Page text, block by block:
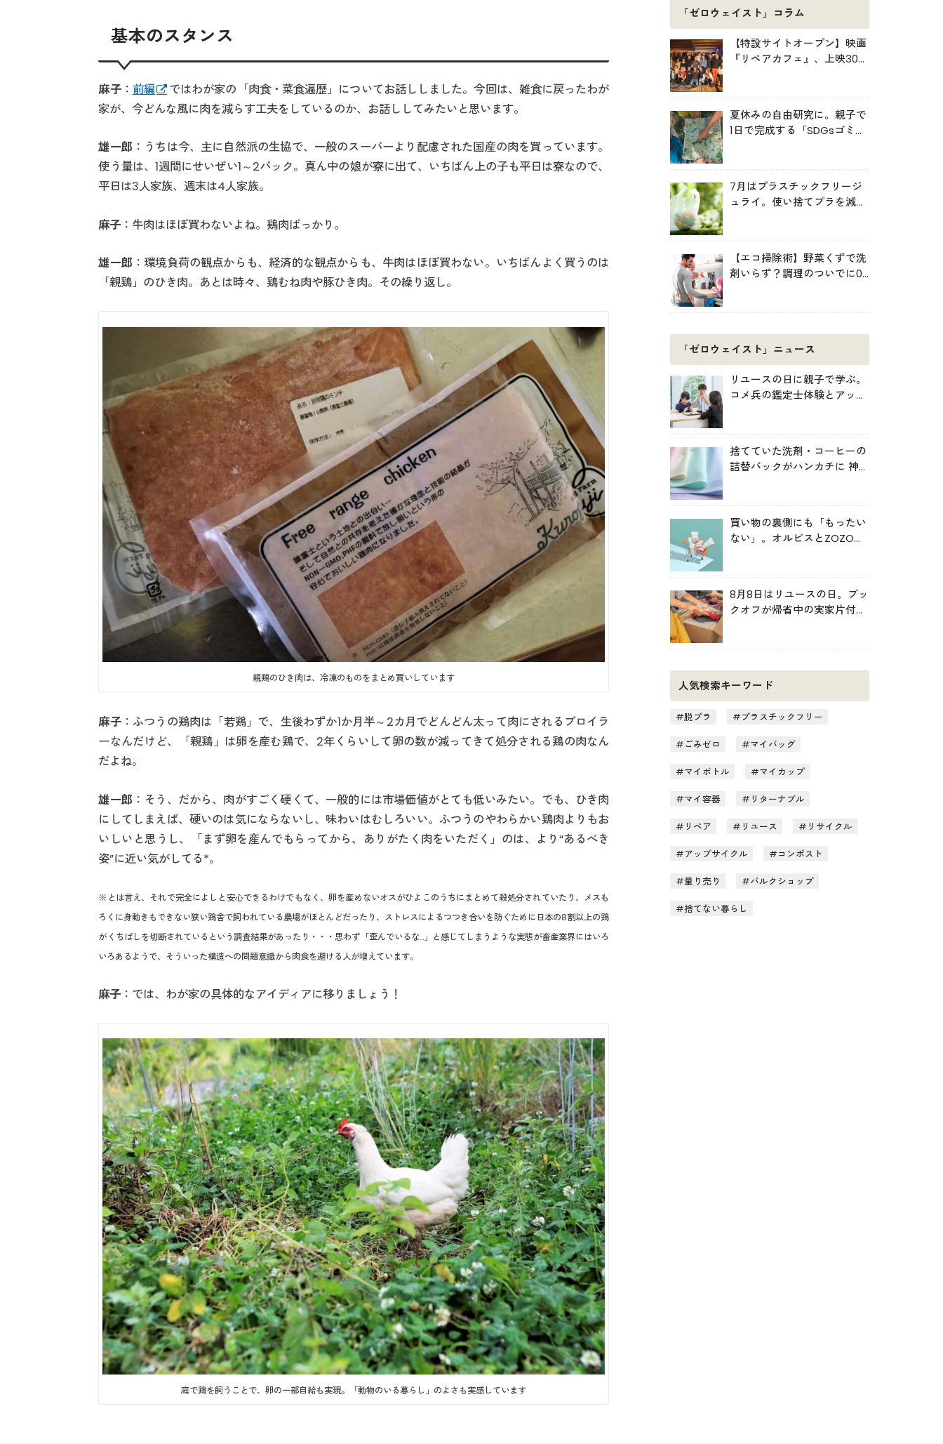
基本のスタンス
麻子： 前編
ではわが家の「肉食・菜食遍歴」についてお話ししました。今回は、雑食に戻ったわが
家が、今どんな風に肉を減らす工夫をしているのか、お話ししてみたいと思います。
雄一郎 ：うちは今、主に自然派の生協で、一般のスーパーより配慮された国産の肉を買っています。
使う量は、1週間にせいぜい1～2パック。真ん中の娘が寮に出て、いちばん上の子も平日は寮なので、
平日は3人家族、週末は4人家族。
麻子 ：牛肉はほぼ買わないよね。鶏肉ばっかり。
雄一郎 ：環境負荷の観点からも、経済的な観点からも、牛肉はほぼ買わない。いちばんよく買うのは
「親鶏」のひき肉。あとは時々、鶏むね肉や豚ひき肉。その繰り返し。
親鶏のひき肉は、冷凍のものをまとめ買いしています
麻子：ふつうの鶏肉は「若鶏」で、生後わずか1か月半～2カ月でどんどん太って肉にされるブロイラ
ーなんだけど、「親鶏」は卵を産む鶏で、2年くらいして卵の数が減ってきて処分される鶏の肉なん
だよね。
雄一郎 ：そう、だから、肉がすごく硬くて、一般的には市場価値がとても低いみたい。でも、ひき肉
にしてしまえば、硬いのは気にならないし、味わいはむしろいい。ふつうのやわらかい鶏肉よりもお
いしいと思うし、「まず卵を産んでもらってから、ありがたく肉をいただく」のは、より“あるべき
姿”に近い気がしてる*。
※とは言え、それで完全によしと安心できるわけでもなく、卵を産めないオスがひよこのうちにまとめて殺処分されていたり、メスも
ろくに身動きもできない狭い鶏舎で飼われている農場がほとんどだったり、ストレスによるつつき合いを防ぐために日本の8割以上の鶏
がくちばしを切断されているという調査結果があったり・・・思わず「歪んでいるな…」と感じてしまうような実態が畜産業界にはいろ
いろあるようで、そういった構造への問題意識から肉食を避ける人が増えています。
麻子 ：では、わが家の具体的なアイディアに移りましょう！
庭で鶏を飼うことで、卵の一部自給も実現。「動物のいる暮らし」のよさも実感しています
「ゼロウェイスト」コラム
【特設サイトオープン】映画
『リペアカフェ』、上映300
夏休みの自由研究に。親子で
1日で完成する「SDGsゴミ・
7月はプラスチックフリージ
ュライ。使い捨てプラを減ら
【エコ掃除術】野菜くずで洗
剤いらず？調理のついでに0
「ゼロウェイスト」ニュース
リユースの日に親子で学ぶ。
コメ兵の鑑定士体験とアップ
捨てていた洗剤・コーヒーの
詰替パックがハンカチに 神
買い物の裏側にも「もったい
ない」。オルビスとZOZOが
8月8日はリユースの日。ブッ
クオフが帰省中の実家片付け
人気検索キーワード
脱プラ プラスチックフリー
ごみゼロ マイバッグ
マイボトル マイカップ
マイ容器 リターナブル
リペア リユース リサイクル
アップサイクル コンポスト
量り売り バルクショップ
捨てない暮らし